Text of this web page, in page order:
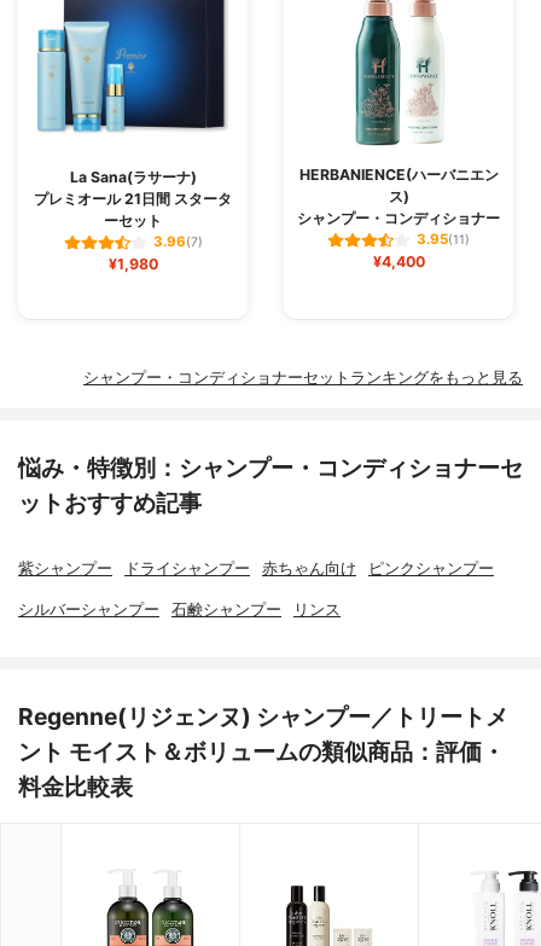
La Sana(ラサーナ)
プレミオール 21日間 スタータ
ーセット
3.96(7)
¥1,980
HERBANIENCE(ハーバニエン
ス)
シャンプー・コンディショナー
3.95(11)
¥4,400
シャンプー・コンディショナーセットランキングをもっと見る
悩み・特徴別：シャンプー・コンディショナーセ
ットおすすめ記事
紫シャンプー ドライシャンプー 赤ちゃん向け ピンクシャンプー
シルバーシャンプー 石鹸シャンプー リンス
Regenne(リジェンヌ) シャンプー／トリートメ
ント モイスト＆ボリュームの類似商品：評価・
料金比較表